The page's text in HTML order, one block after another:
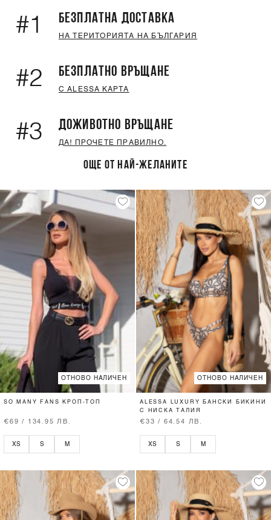
#1 БЕЗПЛАТНА ДОСТАВКА
НА ТЕРИТОРИЯТА НА БЪЛГАРИЯ
#2 БЕЗПЛАТНО ВРЪЩАНЕ
С ALESSA КАРТА
#3 ДОЖИВОТНО ВРЪЩАНЕ
ДА! ПРОЧЕТЕ ПРАВИЛНО.
ОЩЕ ОТ НАЙ-ЖЕЛАНИТЕ
ОТНОВО НАЛИЧЕН
SO MANY FANS КРОП-ТОП
€69 / 134.95 ЛВ.
XS S M
ОТНОВО НАЛИЧЕН
ALESSA LUXURY БАНСКИ БИКИНИ
С НИСКА ТАЛИЯ
€33 / 64.54 ЛВ.
XS S M